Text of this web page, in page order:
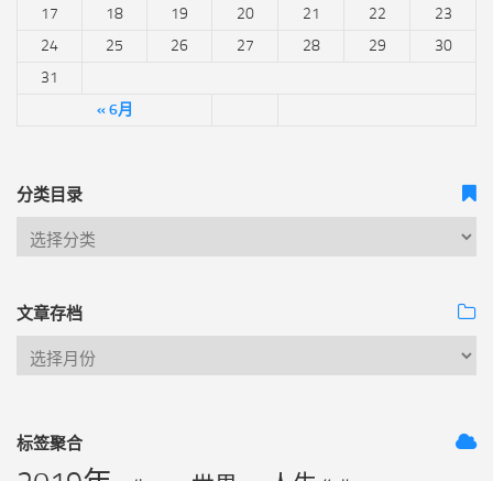
« 6月
17
18 19 20 21 22
23
24
25 26 27 28 29
30
31
分类目录
文章存档
标签聚合